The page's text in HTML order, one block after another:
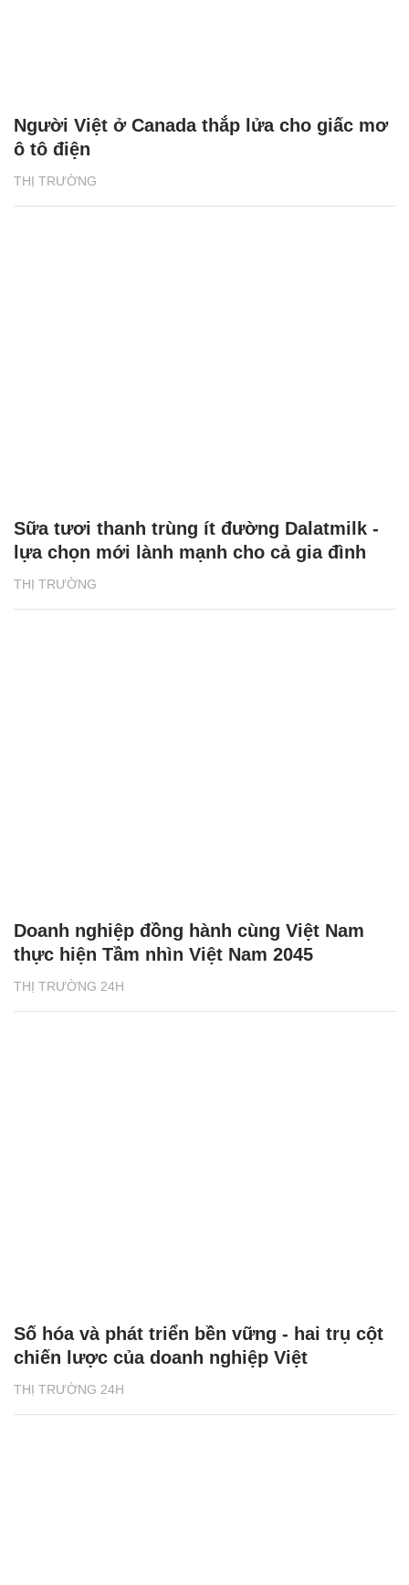
THỊ TRƯỜNG
Người Việt ở Canada thắp lửa cho giấc mơ
ô tô điện
THỊ TRƯỜNG
Sữa tươi thanh trùng ít đường Dalatmilk -
lựa chọn mới lành mạnh cho cả gia đình
THỊ TRƯỜNG 24H
Doanh nghiệp đồng hành cùng Việt Nam
thực hiện Tầm nhìn Việt Nam 2045
THỊ TRƯỜNG 24H
Số hóa và phát triển bền vững - hai trụ cột
chiến lược của doanh nghiệp Việt